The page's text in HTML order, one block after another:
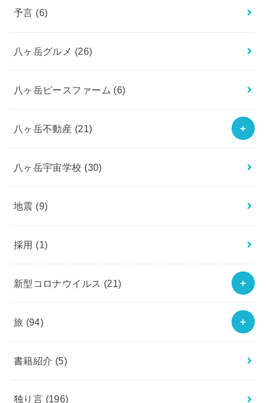
予言 (6)
八ヶ岳グルメ (26)
八ヶ岳ピースファーム (6)
八ヶ岳不動産 (21)
八ヶ岳宇宙学校 (30)
地震 (9)
採用 (1)
新型コロナウイルス (21)
旅 (94)
書籍紹介 (5)
独り言 (196)